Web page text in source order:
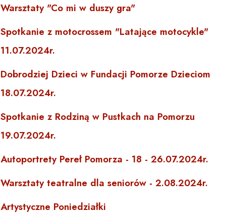
Warsztaty "Co mi w duszy gra"
Spotkanie z motocrossem "Latające motocykle"
11.07.2024r.
Dobrodziej Dzieci w Fundacji Pomorze Dzieciom
18.07.2024r.
Spotkanie z Rodziną w Pustkach na Pomorzu
19.07.2024r.
Autoportrety Pereł Pomorza - 18 - 26.07.2024r.
Warsztaty teatralne dla seniorów - 2.08.2024r.
Artystyczne Poniedziałki